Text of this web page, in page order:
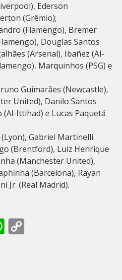
Ederson
(Grêmio);
(Flamengo), Bremer
Douglas Santos
(Arsenal), Ibañez (Al-
Marquinhos (PSG) e
Guimarães (Newcastle),
United), Danilo Santos
Ittihad) e Lucas Paquetá
(Lyon), Gabriel Martinelli
(Brentford), Luiz Henrique
(Manchester United),
(Barcelona), Rayan
Jr. (Real Madrid).
WhatsApp